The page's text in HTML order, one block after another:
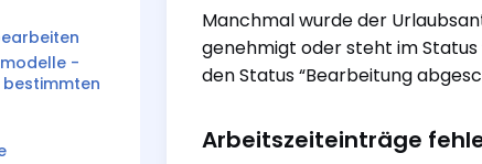
-
bestimmten
Manchmal wurde der
genehmigt oder steht im Status
den Status “Bearbeitung
Arbeitszeiteinträge